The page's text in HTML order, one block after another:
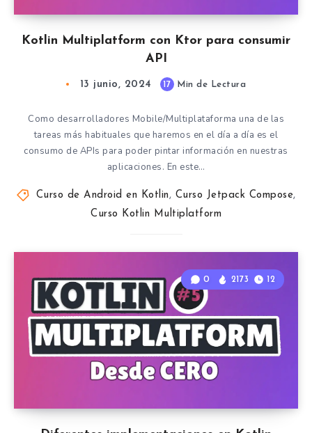
Kotlin Multiplatform con Ktor para consumir
API
13 junio, 2024 17 Min de Lectura
Como desarrolladores Mobile/Multiplataforma una de las
tareas más habituales que haremos en el día a día es el
consumo de APIs para poder pintar información en nuestras
aplicaciones. En este…
Curso de Android en Kotlin, Curso Jetpack Compose,
Curso Kotlin Multiplatform
0 2173 12